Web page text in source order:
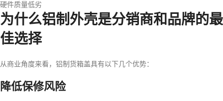
硬件质量低劣
为什么铝制外壳是分销商和品牌的最
佳选择
从商业角度来看，铝制货箱盖具有以下几个优势：
降低保修风险